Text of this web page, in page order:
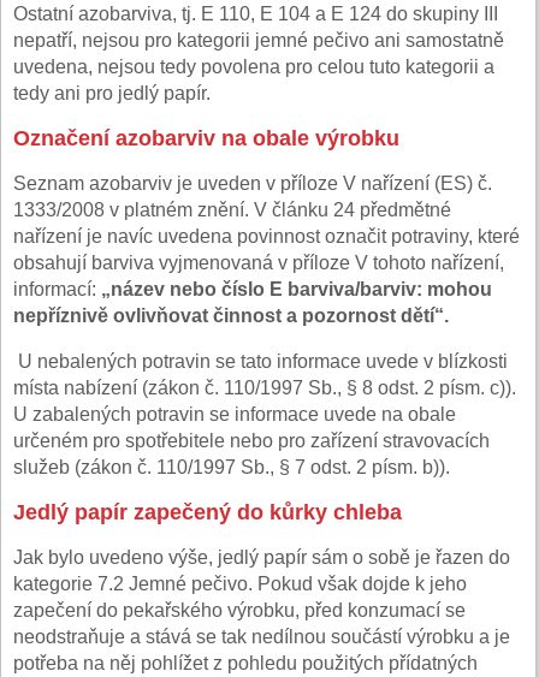
Ostatní azobarviva, tj. E 110, E 104 a E 124 do skupiny III
nepatří, nejsou pro kategorii jemné pečivo ani samostatně
uvedena, nejsou tedy povolena pro celou tuto kategorii a
tedy ani pro jedlý papír.
Označení azobarviv na obale výrobku
Seznam azobarviv je uveden v příloze V nařízení (ES) č.
1333/2008 v platném znění. V článku 24 předmětné
nařízení je navíc uvedena povinnost označit potraviny, které
obsahují barviva vyjmenovaná v příloze V tohoto nařízení,
informací: „název nebo číslo E barviva/barviv: mohou
nepříznivě ovlivňovat činnost a pozornost dětí“.
U nebalených potravin se tato informace uvede v blízkosti
místa nabízení (zákon č. 110/1997 Sb., § 8 odst. 2 písm. c)).
U zabalených potravin se informace uvede na obale
určeném pro spotřebitele nebo pro zařízení stravovacích
služeb (zákon č. 110/1997 Sb., § 7 odst. 2 písm. b)).
Jedlý papír zapečený do kůrky chleba
Jak bylo uvedeno výše, jedlý papír sám o sobě je řazen do
kategorie 7.2 Jemné pečivo. Pokud však dojde k jeho
zapečení do pekařského výrobku, před konzumací se
neodstraňuje a stává se tak nedílnou součástí výrobku a je
potřeba na něj pohlížet z pohledu použitých přídatných